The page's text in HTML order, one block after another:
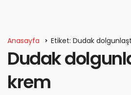
Anasayfa Etiket: Dudak
Dudak
krem